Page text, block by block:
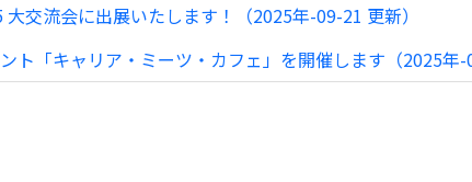
交流会に出展いたします！（2025年-09-21 更新）
「キャリア・ミーツ・カフェ」を開催します（2025年-